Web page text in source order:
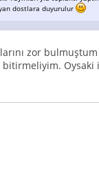
dostlara duyurulur
zor
bitirmeliyim. Oysaki